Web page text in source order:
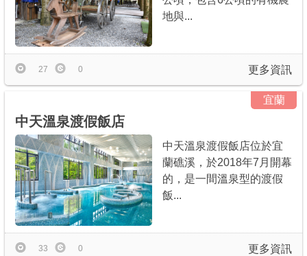
地與...
更多資訊
27 0
宜蘭
中天溫泉渡假飯店
中天溫泉渡假飯店位於宜
蘭礁溪，於2018年7月開幕
的，是一間溫泉型的渡假
飯...
更多資訊
33 0